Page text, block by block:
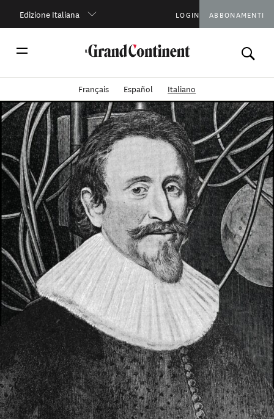
Edizione Italiana LOGIN ABBONAMENTI
Français Español Italiano